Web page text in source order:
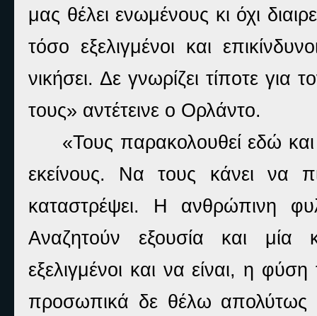
μας θέλει ενωμένους κι όχι
τόσο εξελιγμένοι και
νικήσει. Δε γνωρίζει τίποτε
τους» αντέτεινε ο Ορλάντο.
«Τους παρακολουθεί εδώ
εκείνους. Να τους κάνει να
καταστρέψει. Η ανθρώπινη
Αναζητούν εξουσία και
εξελιγμένοι και να είναι, η
προσωπικά δε θέλω απολύτως